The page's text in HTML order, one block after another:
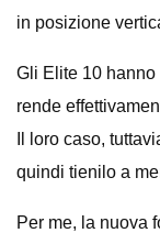
in posizione
Gli Elite 10
rende
Il loro caso,
quindi tienilo a
Per me, la nuova